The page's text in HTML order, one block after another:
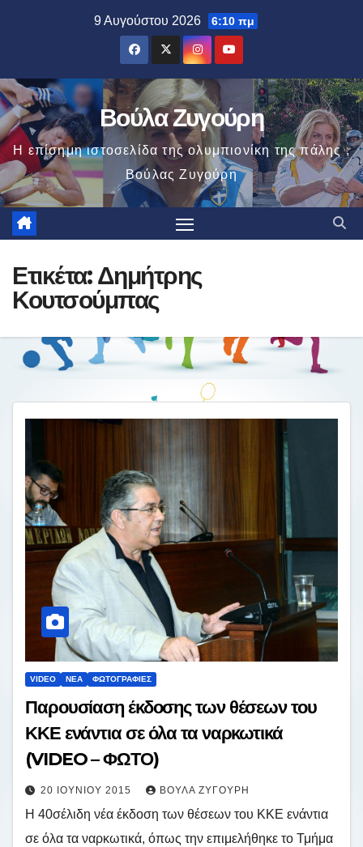
9 Αυγούστου 2026 6:10 πμ
Βούλα Ζυγούρη
Η επίσημη ιστοσελίδα της ολυμπιονίκη της πάλης ,
Βούλας Ζυγούρη
Ετικέτα:Δημήτρης
Κουτσούμπας
VIDEO ΝΈΑ ΦΩΤΟΓΡΑΦΊΕΣ
Παρουσίαση έκδοσης των θέσεων του
ΚΚΕ ενάντια σε όλα τα ναρκωτικά
(VIDEO – ΦΩΤΟ)
20 ΙΟΥΝΊΟΥ 2015 ΒΟΎΛΑ ΖΥΓΟΎΡΗ
Η 40σέλιδη νέα έκδοση των θέσεων του ΚΚΕ ενάντια
σε όλα τα ναρκωτικά, όπως την επιμελήθηκε το Τμήμα